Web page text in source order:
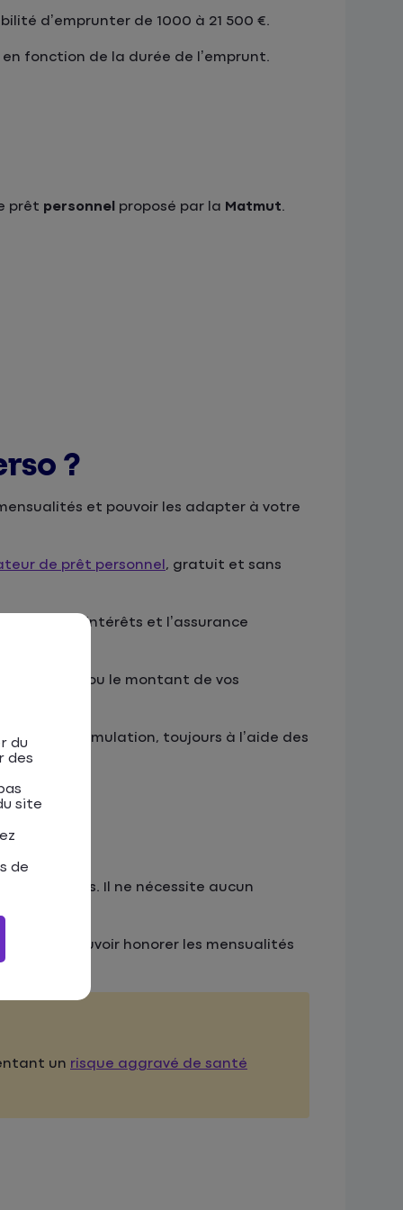
d’emprunter de 1000 à 21 500 €.
fonction de la durée de l’emprunt.
prêt personnel proposé par la Matmut.
?
et pouvoir les adapter à votre
de prêt personnel , gratuit et sans
les intérêts et l’assurance
crédit et/ou le montant de vos
votre simulation, toujours à l’aide des
13 mois. Il ne nécessite aucun
pour pouvoir honorer les mensualités
un risque aggravé de santé
du
des
site
de